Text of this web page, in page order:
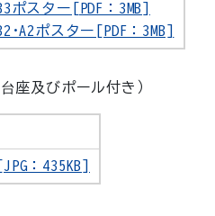
ポスター[PDF：3MB]
･A2ポスター[PDF：3MB]
座及びポール付き）
：435KB]